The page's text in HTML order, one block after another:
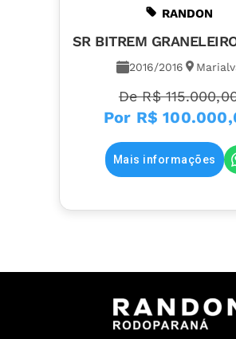
RANDON
SR BITREM
2016/2016
De R$
Por R$
Mais informações